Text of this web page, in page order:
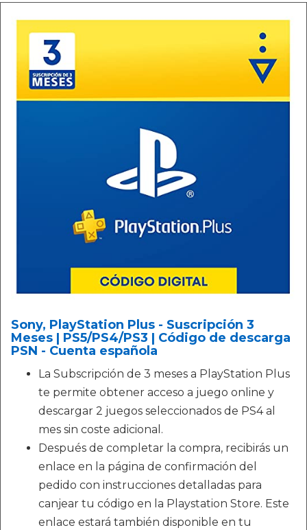
Sony, PlayStation Plus - Suscripción 3
Meses | PS5/PS4/PS3 | Código de descarga
PSN - Cuenta española
La Subscripción de 3 meses a PlayStation Plus
te permite obtener acceso a juego online y
descargar 2 juegos seleccionados de PS4 al
mes sin coste adicional.
Después de completar la compra, recibirás un
enlace en la página de confirmación del
pedido con instrucciones detalladas para
canjear tu código en la Playstation Store. Este
enlace estará también disponible en tu